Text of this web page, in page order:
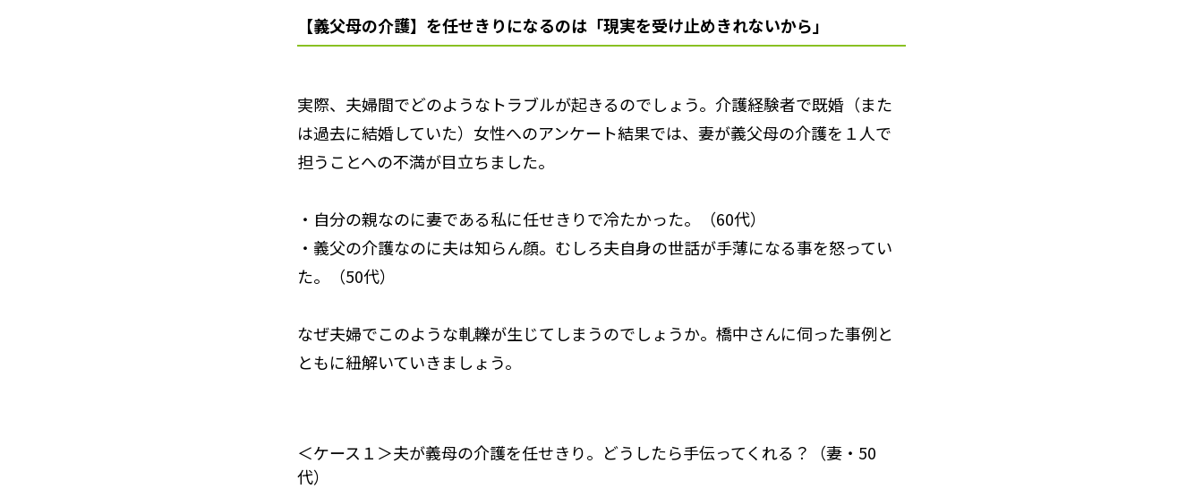
【義父母の介護】を任せきりになるのは「現実を受け止めきれないから」
実際、夫婦間でどのようなトラブルが起きるのでしょう。介護経験者で既婚（また
は過去に結婚していた）女性へのアンケート結果では、妻が義父母の介護を１人で
担うことへの不満が目立ちました。
・自分の親なのに妻である私に任せきりで冷たかった。（60代）
・義父の介護なのに夫は知らん顔。むしろ夫自身の世話が手薄になる事を怒ってい
た。（50代）
なぜ夫婦でこのような軋轢が生じてしまうのでしょうか。橋中さんに伺った事例と
ともに紐解いていきましょう。
＜ケース１＞夫が義母の介護を任せきり。どうしたら手伝ってくれる？（妻・50
代）